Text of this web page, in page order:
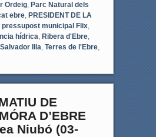
Ordeig, Parc Natural dels
ebre, PRESIDENT DE LA
pressupost municipal Flix,
hídrica, Ribera d'Ebre,
Salvador Illa, Terres de l'Ebre,
DE
D’EBRE
Niubó (03-